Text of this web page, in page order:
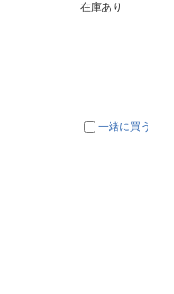
在庫あり
一緒に買う